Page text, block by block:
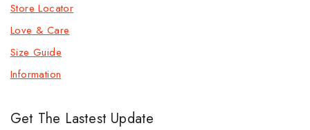
Store Locator
Love & Care
Size Guide
Information
Get The Lastest Update